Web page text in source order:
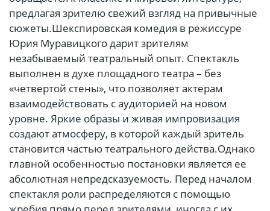
предлагая зрителю свежий взгляд на привычные
сюжеты.Шекспировская комедия в режиссуре
Юрия Муравицкого дарит зрителям
незабываемый театральный опыт. Спектакль
выполнен в духе площадного театра – без
«четвертой стены», что позволяет актерам
взаимодействовать с аудиторией на новом
уровне. Яркие образы и живая импровизация
создают атмосферу, в которой каждый зритель
становится частью театрального действа.Однако
главной особенностью постановки является ее
абсолютная непредсказуемость. Перед началом
спектакля роли распределяются с помощью